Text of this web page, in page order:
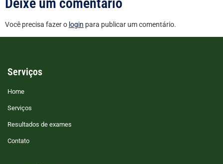
Você precisa fazer o login para publicar um comentário.
Serviços
Home
Serviços
Resultados de exames
Contato